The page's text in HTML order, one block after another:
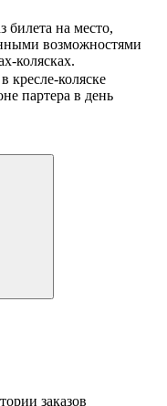
билета на место,
возможностями
колясках.
кресле-коляске
партера в день
заказов